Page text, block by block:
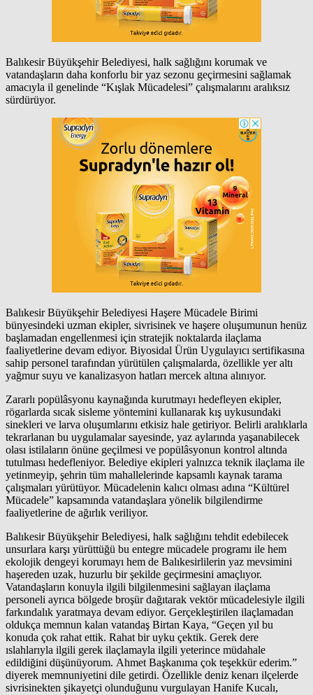
Balıkesir Büyükşehir Belediyesi, halk sağlığını korumak ve
vatandaşların daha konforlu bir yaz sezonu geçirmesini sağlamak
amacıyla il genelinde “Kışlak Mücadelesi” çalışmalarını aralıksız
sürdürüyor.
Balıkesir Büyükşehir Belediyesi Haşere Mücadele Birimi
bünyesindeki uzman ekipler, sivrisinek ve haşere oluşumunun henüz
başlamadan engellenmesi için stratejik noktalarda ilaçlama
faaliyetlerine devam ediyor. Biyosidal Ürün Uygulayıcı sertifikasına
sahip personel tarafından yürütülen çalışmalarda, özellikle yer altı
yağmur suyu ve kanalizasyon hatları mercek altına alınıyor.
Zararlı popülâsyonu kaynağında kurutmayı hedefleyen ekipler,
rögarlarda sıcak sisleme yöntemini kullanarak kış uykusundaki
sinekleri ve larva oluşumlarını etkisiz hale getiriyor. Belirli aralıklarla
tekrarlanan bu uygulamalar sayesinde, yaz aylarında yaşanabilecek
olası istilaların önüne geçilmesi ve popülâsyonun kontrol altında
tutulması hedefleniyor. Belediye ekipleri yalnızca teknik ilaçlama ile
yetinmeyip, şehrin tüm mahallelerinde kapsamlı kaynak tarama
çalışmaları yürütüyor. Mücadelenin kalıcı olması adına “Kültürel
Mücadele” kapsamında vatandaşlara yönelik bilgilendirme
faaliyetlerine de ağırlık veriliyor.
​Balıkesir Büyükşehir Belediyesi, halk sağlığını tehdit edebilecek
unsurlara karşı yürüttüğü bu entegre mücadele programı ile hem
ekolojik dengeyi korumayı hem de Balıkesirlilerin yaz mevsimini
haşereden uzak, huzurlu bir şekilde geçirmesini amaçlıyor.
Vatandaşların konuyla ilgili bilgilenmesini sağlayan ilaçlama
personeli ayrıca bölgede broşür dağıtarak vektör mücadelesiyle ilgili
farkındalık yaratmaya devam ediyor. Gerçekleştirilen ilaçlamadan
oldukça memnun kalan vatandaş Birtan Kaya, “Geçen yıl bu
konuda çok rahat ettik. Rahat bir uyku çektik. Gerek dere
ıslahlarıyla ilgili gerek ilaçlamayla ilgili yeterince müdahale
edildiğini düşünüyorum. Ahmet Başkanıma çok teşekkür ederim.”
diyerek memnuniyetini dile getirdi. Özellikle deniz kenarı ilçelerde
sivrisinekten şikayetçi olunduğunu vurgulayan Hanife Kucalı,